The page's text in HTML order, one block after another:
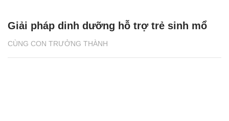
CÙNG CON TRƯỞNG THÀNH
Giải pháp dinh dưỡng hỗ trợ trẻ sinh mổ